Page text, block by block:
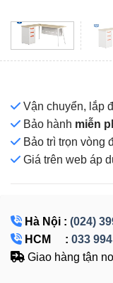
Vận chuyển, lắp
Bảo hành miễn
Bảo trì trọn vòng
Giá trên web áp
Hà Nội : (024)
HCM : 033
Giao hàng tận